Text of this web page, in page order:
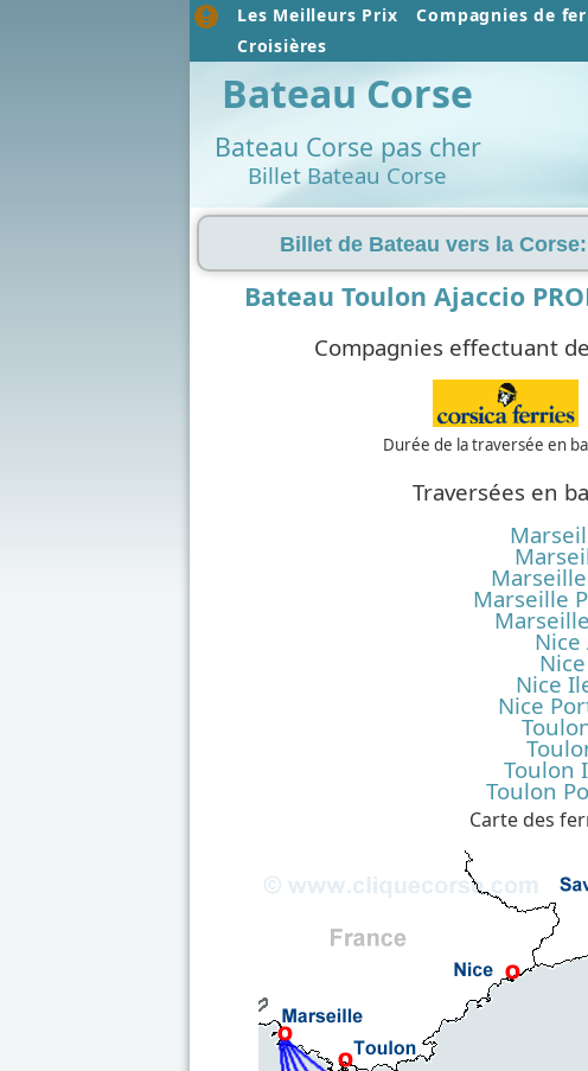
Les Meilleurs Prix Compagnies de
Croisières
Bateau Corse
Bateau Corse pas cher
Billet Bateau Corse
Billet de Bateau vers la
Bateau Toulon Ajaccio
Compagnies effectuant
Durée de la traversée en
Traversées en
Marseille
Nice
Nice
Nice
Toulon
Toulon
Carte des